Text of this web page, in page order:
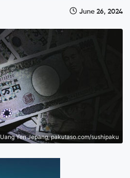
June 26, 2024
Uang Yen Jepang, pakutaso.com/sushipaku